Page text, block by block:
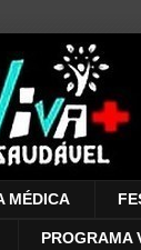
MÉDICA
PROGRAMA